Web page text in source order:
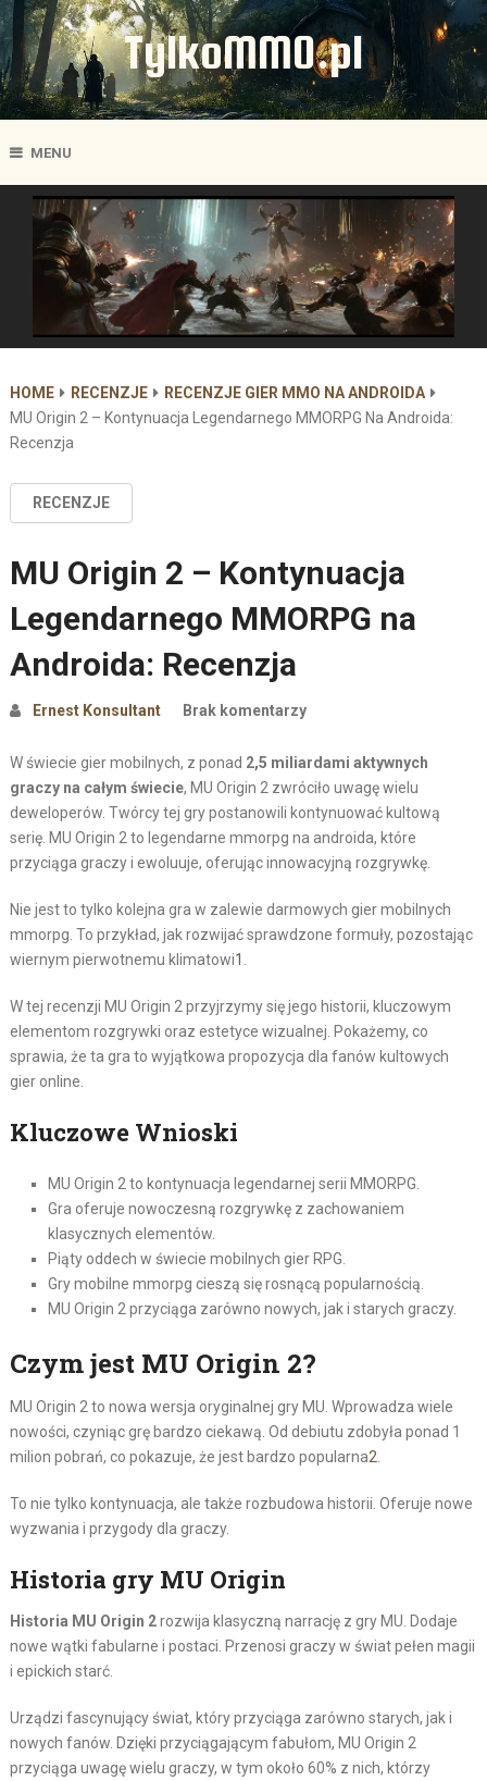
TylkoMMO.pl
MENU
HOME RECENZJE
RECENZJE GIER MMO NA ANDROIDA
MU Origin 2 – Kontynuacja Legendarnego MMORPG Na Androida:
Recenzja
RECENZJE
MU Origin 2 – Kontynuacja
Legendarnego MMORPG na
Androida: Recenzja
Ernest Konsultant Brak komentarzy
W świecie gier mobilnych, z ponad 2,5 miliardami aktywnych
graczy na całym świecie, MU Origin 2 zwróciło uwagę wielu
deweloperów. Twórcy tej gry postanowili kontynuować kultową
serię. MU Origin 2 to legendarne mmorpg na androida, które
przyciąga graczy i ewoluuje, oferując innowacyjną rozgrywkę.
Nie jest to tylko kolejna gra w zalewie darmowych gier mobilnych
mmorpg. To przykład, jak rozwijać sprawdzone formuły, pozostając
wiernym pierwotnemu klimatowi1 .
W tej recenzji MU Origin 2 przyjrzymy się jego historii, kluczowym
elementom rozgrywki oraz estetyce wizualnej. Pokażemy, co
sprawia, że ta gra to wyjątkowa propozycja dla fanów kultowych
gier online.
Kluczowe Wnioski
MU Origin 2 to kontynuacja legendarnej serii MMORPG.
Gra oferuje nowoczesną rozgrywkę z zachowaniem
klasycznych elementów.
Piąty oddech w świecie mobilnych gier RPG.
Gry mobilne mmorpg cieszą się rosnącą popularnością.
MU Origin 2 przyciąga zarówno nowych, jak i starych graczy.
Czym jest MU Origin 2?
MU Origin 2 to nowa wersja oryginalnej gry MU. Wprowadza wiele
nowości, czyniąc grę bardzo ciekawą. Od debiutu zdobyła ponad 1
milion pobrań, co pokazuje, że jest bardzo popularna2.
To nie tylko kontynuacja, ale także rozbudowa historii. Oferuje nowe
wyzwania i przygody dla graczy.
Historia gry MU Origin
Historia MU Origin 2rozwija klasyczną narrację z gry MU. Dodaje
nowe wątki fabularne i postaci. Przenosi graczy w świat pełen magii
i epickich starć.
Urządzi fascynujący świat, który przyciąga zarówno starych, jak i
nowych fanów. Dzięki przyciągającym fabułom, MU Origin 2
przyciąga uwagę wielu graczy, w tym około 60% z nich, którzy